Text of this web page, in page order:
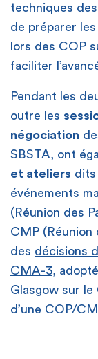
techniques
de préparer
lors des COP
faciliter
Pendant les
outre les
négociation
SBSTA, ont
et ateliers dits
événements
(Réunion des
CMP (Réunion
des décisions
CMA-3 ,
Glasgow sur le
d’une COP/